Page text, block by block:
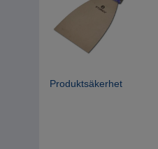
Produktsäkerhet